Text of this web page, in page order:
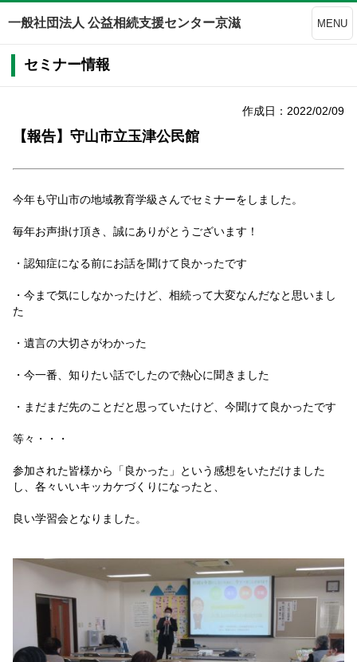
一般社団法人 公益相続支援センター京滋 MENU
セミナー情報
作成日：2022/02/09
【報告】守山市立玉津公民館
今年も守山市の地域教育学級さんでセミナーをしました。
毎年お声掛け頂き、誠にありがとうございます！
・認知症になる前にお話を聞けて良かったです
・今まで気にしなかったけど、相続って大変なんだなと思いまし
た
・遺言の大切さがわかった
・今一番、知りたい話でしたので熱心に聞きました
・まだまだ先のことだと思っていたけど、今聞けて良かったです
等々・・・
参加された皆様から「良かった」という感想をいただけました
し、各々いいキッカケづくりになったと、
良い学習会となりました。